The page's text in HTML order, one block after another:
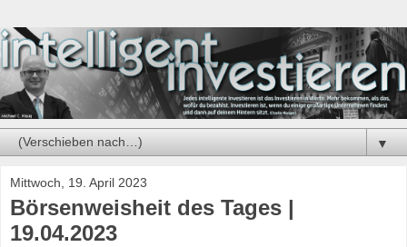
▼
Mittwoch, 19. April 2023
Börsenweisheit des Tages |
19.04.2023